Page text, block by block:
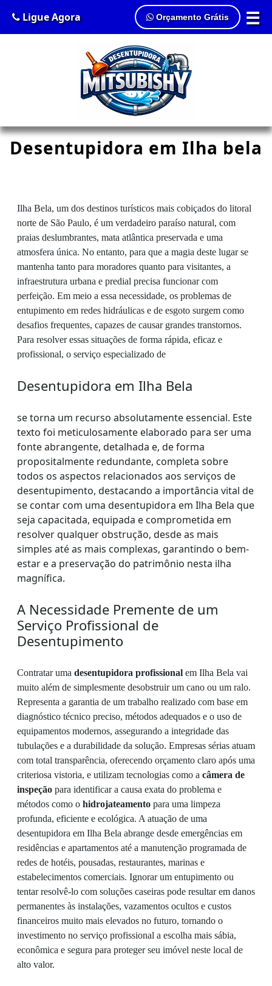
☰
Ligue Agora Orçamento Grátis
Desentupidora em Ilha bela
Ilha Bela, um dos destinos turísticos mais cobiçados do litoral
norte de São Paulo, é um verdadeiro paraíso natural, com
praias deslumbrantes, mata atlântica preservada e uma
atmosfera única. No entanto, para que a magia deste lugar se
mantenha tanto para moradores quanto para visitantes, a
infraestrutura urbana e predial precisa funcionar com
perfeição. Em meio a essa necessidade, os problemas de
entupimento em redes hidráulicas e de esgoto surgem como
desafios frequentes, capazes de causar grandes transtornos.
Para resolver essas situações de forma rápida, eficaz e
profissional, o serviço especializado de
Desentupidora em Ilha Bela
se torna um recurso absolutamente essencial. Este
texto foi meticulosamente elaborado para ser uma
fonte abrangente, detalhada e, de forma
propositalmente redundante, completa sobre
todos os aspectos relacionados aos serviços de
desentupimento, destacando a importância vital de
se contar com uma desentupidora em Ilha Bela que
seja capacitada, equipada e comprometida em
resolver qualquer obstrução, desde as mais
simples até as mais complexas, garantindo o bem-
estar e a preservação do patrimônio nesta ilha
magnífica.
A Necessidade Premente de um
Serviço Profissional de
Desentupimento
Contratar uma desentupidora profissional em Ilha Bela vai
muito além de simplesmente desobstruir um cano ou um ralo.
Representa a garantia de um trabalho realizado com base em
diagnóstico técnico preciso, métodos adequados e o uso de
equipamentos modernos, assegurando a integridade das
tubulações e a durabilidade da solução. Empresas sérias atuam
com total transparência, oferecendo orçamento claro após uma
criteriosa vistoria, e utilizam tecnologias como a câmera de
inspeção para identificar a causa exata do problema e
métodos como o hidrojateamento para uma limpeza
profunda, eficiente e ecológica. A atuação de uma
desentupidora em Ilha Bela abrange desde emergências em
residências e apartamentos até a manutenção programada de
redes de hotéis, pousadas, restaurantes, marinas e
estabelecimentos comerciais. Ignorar um entupimento ou
tentar resolvê-lo com soluções caseiras pode resultar em danos
permanentes às instalações, vazamentos ocultos e custos
financeiros muito mais elevados no futuro, tornando o
investimento no serviço profissional a escolha mais sábia,
econômica e segura para proteger seu imóvel neste local de
alto valor.